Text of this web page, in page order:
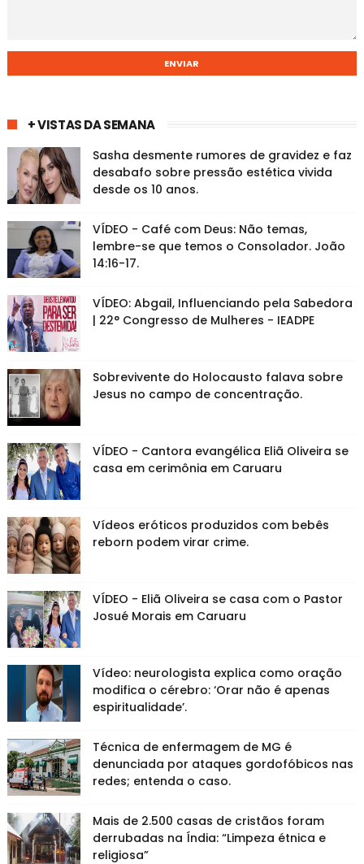
+ VISTAS DA SEMANA
Sasha desmente rumores de gravidez e faz
desabafo sobre pressão estética vivida
desde os 10 anos.
VÍDEO - Café com Deus: Não temas,
lembre-se que temos o Consolador. João
14:16-17.
VÍDEO: Abgail, Influenciando pela Sabedora
| 22° Congresso de Mulheres - IEADPE
Sobrevivente do Holocausto falava sobre
Jesus no campo de concentração.
VÍDEO - Cantora evangélica Eliã Oliveira se
casa em cerimônia em Caruaru
Vídeos eróticos produzidos com bebês
reborn podem virar crime.
VÍDEO - Eliã Oliveira se casa com o Pastor
Josué Morais em Caruaru
Vídeo: neurologista explica como oração
modifica o cérebro: ‘Orar não é apenas
espiritualidade’.
Técnica de enfermagem de MG é
denunciada por ataques gordofóbicos nas
redes; entenda o caso.
Mais de 2.500 casas de cristãos foram
derrubadas na Índia: “Limpeza étnica e
religiosa”